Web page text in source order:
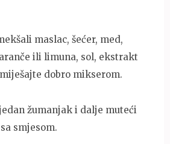
maslac, šećer, med,
ili limuna, sol, ekstrakt
dobro mikserom.
žumanjak i dalje muteći
smjesom.